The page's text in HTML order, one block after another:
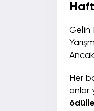
Gelin
Her
anlar